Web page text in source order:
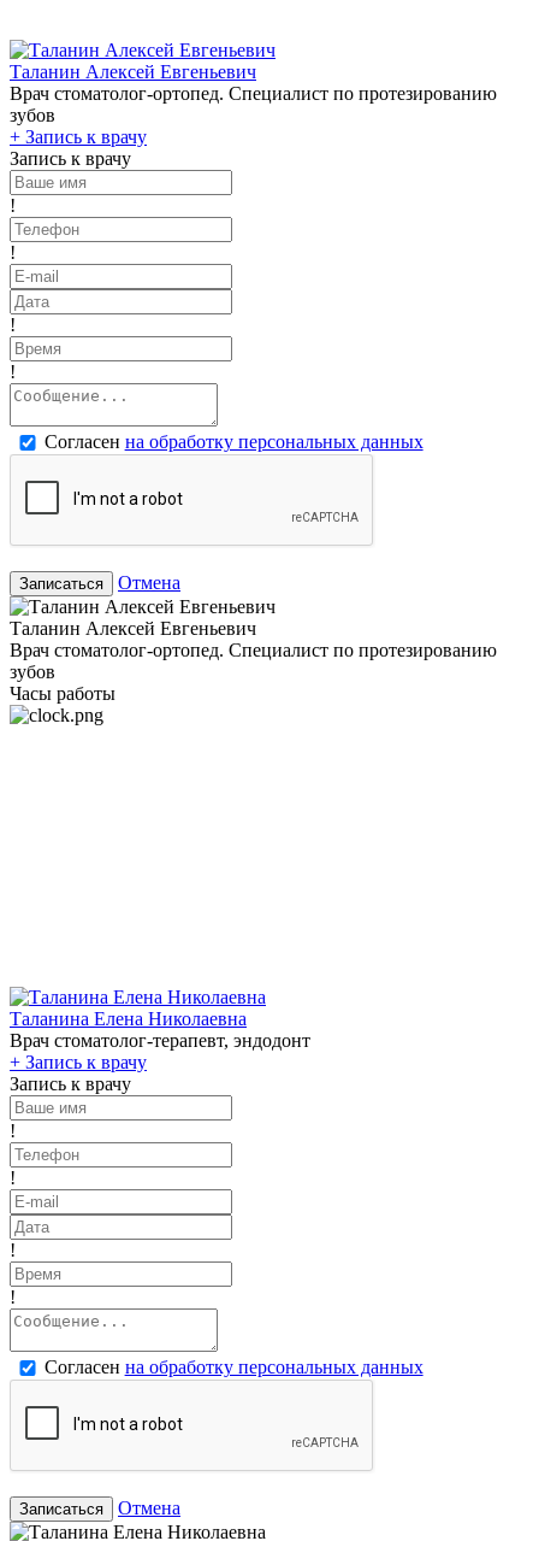
Таланин Алексей Евгеньевич
Врач стоматолог-ортопед. Специалист по протезированию
зубов
+ Запись к врачу
Запись к врачу
!
!
!
!
Согласен на обработку персональных данных
Записаться Отмена
Таланин Алексей Евгеньевич
Врач стоматолог-ортопед. Специалист по протезированию
зубов
Часы работы
Таланина Елена Николаевна
Врач стоматолог-терапевт, эндодонт
+ Запись к врачу
Запись к врачу
!
!
!
!
Согласен на обработку персональных данных
Записаться Отмена